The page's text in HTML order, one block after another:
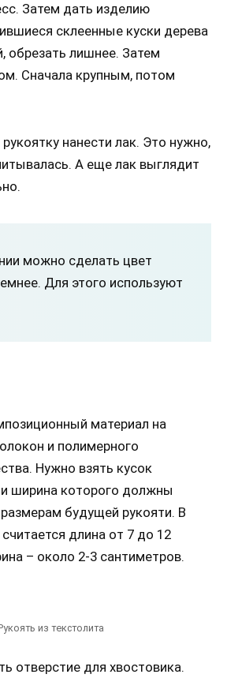
Затем дать изделию
склеенные куски дерева
обрезать лишнее. Затем
Сначала крупным, потом
нанести лак. Это нужно,
А еще лак выглядит
можно сделать цвет
Для этого используют
материал на
и полимерного
Нужно взять кусок
ширина которого должны
будущей рукояти. В
длина от 7 до 12
– около 2-3 сантиметров.
из текстолита
отверстие для хвостовика.